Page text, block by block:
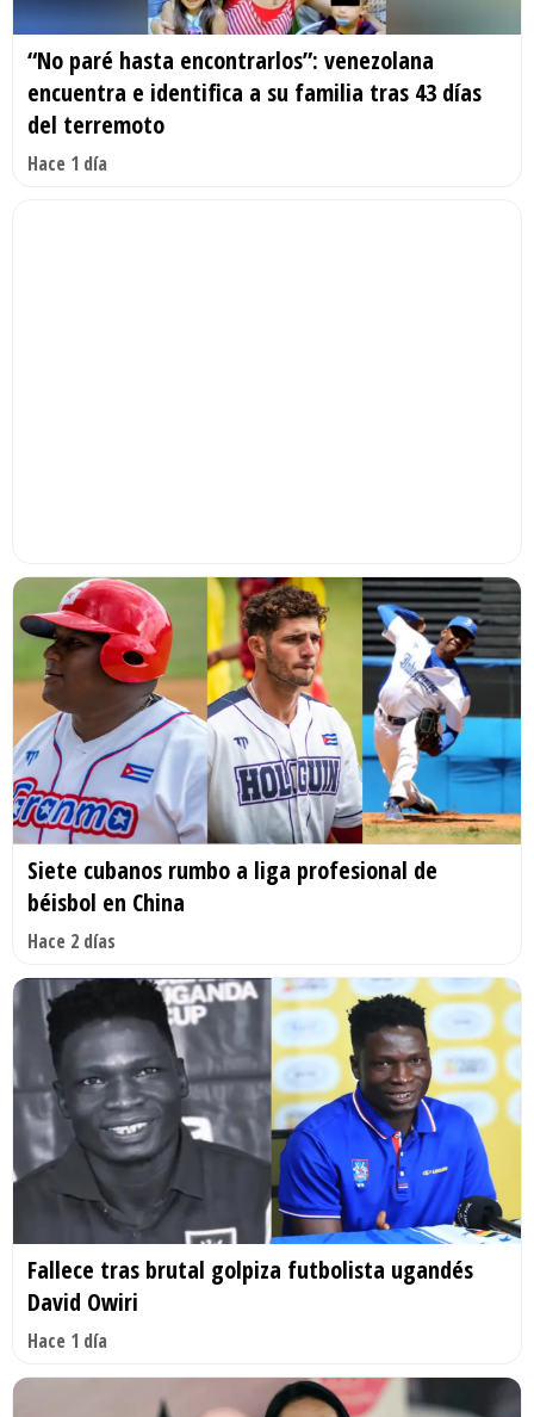
“No paré hasta encontrarlos”: venezolana
encuentra e identifica a su familia tras 43 días
del terremoto
Hace 1 día
Siete cubanos rumbo a liga profesional de
béisbol en China
Hace 2 días
Fallece tras brutal golpiza futbolista ugandés
David Owiri
Hace 1 día